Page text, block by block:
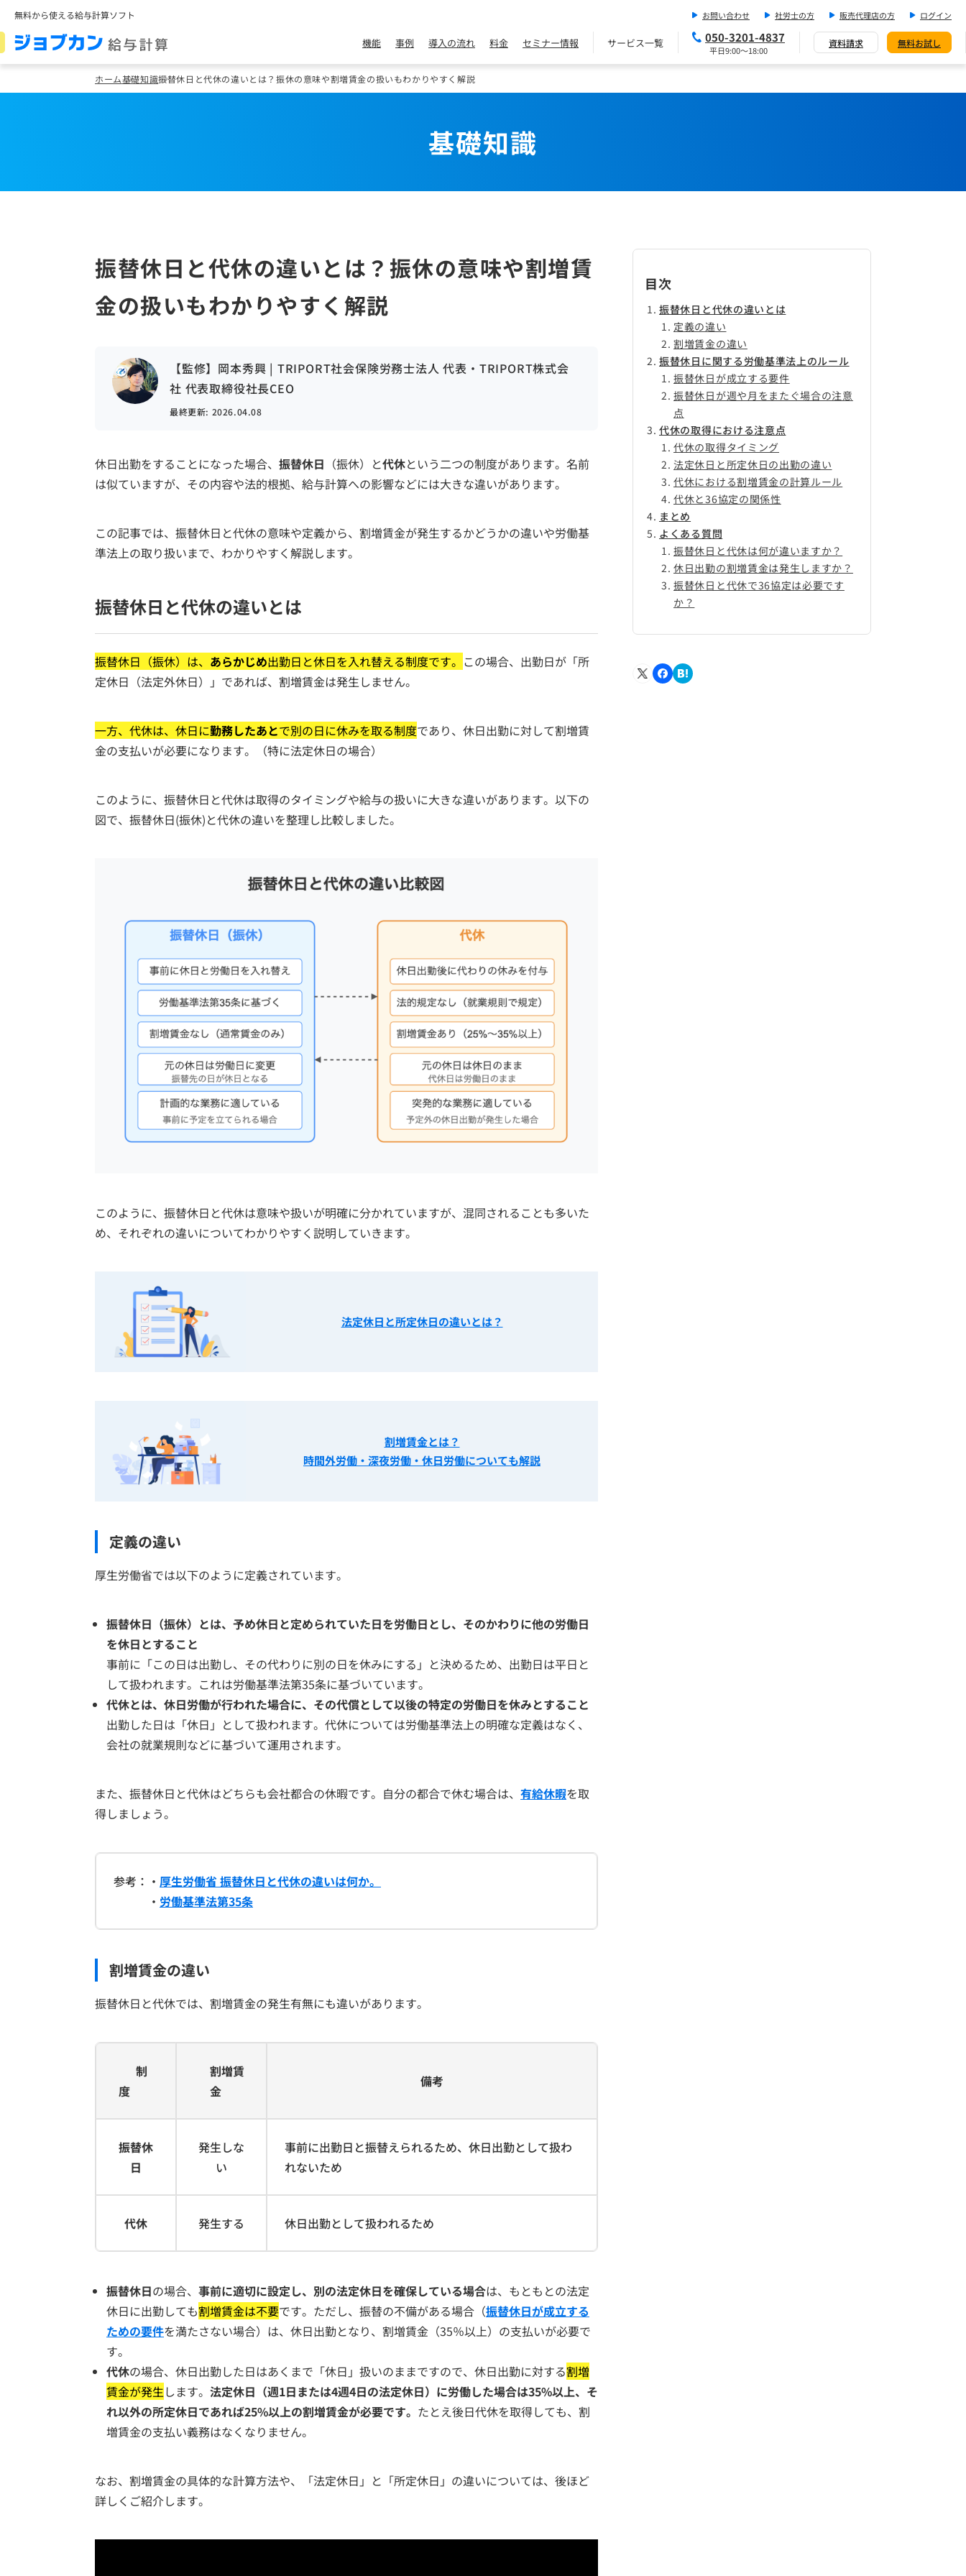
無料から使える給与計算ソフト お問い合わせ 社労士の方 販売代理店の方 ログイン
機能 事例 導入の流れ 料金 セミナー情報 サービス一覧 050-3201-4837
平日9:00～18:00
資料請求 無料お試し
ホーム基礎知識振替休日と代休の違いとは？振休の意味や割増賃金の扱いもわかりやすく解説
基礎知識
振替休日と代休の違いとは？振休の意味や割増賃
金の扱いもわかりやすく解説
【監修】岡本秀興 | TRIPORT社会保険労務士法人 代表・TRIPORT株式会
社 代表取締役社長CEO
最終更新: 2026.04.08
休日出勤をすることになった場合、 振替休日 （振休）と代休という二つの制度があります。名前
は似ていますが、その内容や法的根拠、給与計算への影響などには大きな違いがあります。
この記事では、振替休日と代休の意味や定義から、割増賃金が発生するかどうかの違いや労働基
準法上の取り扱いまで、わかりやすく解説します。
振替休日と代休の違いとは
振替休日（振休）は、 あらかじめ出勤日と休日を入れ替える制度です。 この場合、出勤日が「所
定休日（法定外休日）」であれば、割増賃金は発生しません。
一方、代休は、休日に勤務したあとで別の日に休みを取る制度であり、休日出勤に対して割増賃
金の支払いが必要になります。（特に法定休日の場合）
このように、振替休日と代休は取得のタイミングや給与の扱いに大きな違いがあります。以下の
図で、振替休日(振休)と代休の違いを整理し比較しました。
このように、振替休日と代休は意味や扱いが明確に分かれていますが、混同されることも多いた
め、それぞれの違いについてわかりやすく説明していきます。
法定休日と所定休日の違いとは？
割増賃金とは？
時間外労働・深夜労働・休日労働についても解説
定義の違い
厚生労働省では以下のように定義されています。
振替休日（振休）とは、予め休日と定められていた日を労働日とし、そのかわりに他の労働日
を休日とすること
事前に「この日は出勤し、その代わりに別の日を休みにする」と決めるため、出勤日は平日と
して扱われます。これは労働基準法第35条に基づいています。
代休とは、休日労働が行われた場合に、その代償として以後の特定の労働日を休みとすること
出勤した日は「休日」として扱われます。代休については労働基準法上の明確な定義はなく、
会社の就業規則などに基づいて運用されます。
また、振替休日と代休はどちらも会社都合の休暇です。自分の都合で休む場合は、 有給休暇を取
得しましょう。
参考：・ 厚生労働省 振替休日と代休の違いは何か。
・ 労働基準法第35条
割増賃金の違い
振替休日と代休では、割増賃金の発生有無にも違いがあります。
制
度
割増賃
金
備考
振替休
日
発生しな
い
事前に出勤日と振替えられるため、休日出勤として扱わ
れないため
代休 発生する 休日出勤として扱われるため
振替休日の場合、 事前に適切に設定し、別の法定休日を確保している場合は、もともとの法定
休日に出勤しても割増賃金は不要です。ただし、振替の不備がある場合（振替休日が成立する
ための要件を満たさない場合）は、休日出勤となり、割増賃金（35％以上）の支払いが必要で
す。
代休の場合、休日出勤した日はあくまで「休日」扱いのままですので、休日出勤に対する割増
賃金が発生します。 法定休日（週1日または4週4日の法定休日）に労働した場合は35%以上、そ
れ以外の所定休日であれば25%以上の割増賃金が必要です。 たとえ後日代休を取得しても、割
増賃金の支払い義務はなくなりません。
なお、割増賃金の具体的な計算方法や、「法定休日」と「所定休日」の違いについては、後ほど
詳しくご紹介します。
目次
振替休日と代休の違いとは
定義の違い
割増賃金の違い
振替休日に関する労働基準法上のルール
振替休日が成立する要件
振替休日が週や月をまたぐ場合の注意
点
代休の取得における注意点
代休の取得タイミング
法定休日と所定休日の出勤の違い
代休における割増賃金の計算ルール
代休と36協定の関係性
まとめ
よくある質問
振替休日と代休は何が違いますか？
休日出勤の割増賃金は発生しますか？
振替休日と代休で36協定は必要です
か？